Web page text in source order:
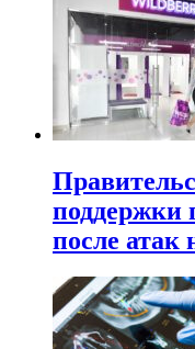
поддержки
после атак